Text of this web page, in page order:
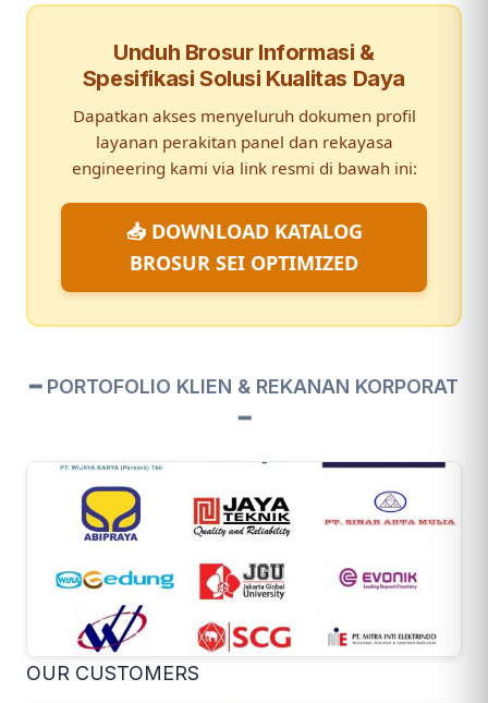
Unduh Brosur Informasi &
Spesifikasi Solusi Kualitas Daya
Dapatkan akses menyeluruh dokumen profil
layanan perakitan panel dan rekayasa
engineering kami via link resmi di bawah ini:
📥 DOWNLOAD KATALOG
BROSUR SEI OPTIMIZED
━ PORTOFOLIO KLIEN & REKANAN KORPORAT
━
OUR CUSTOMERS